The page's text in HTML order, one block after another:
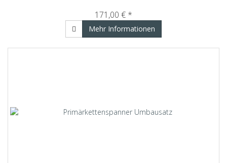
171,00 € *
Mehr Informationen